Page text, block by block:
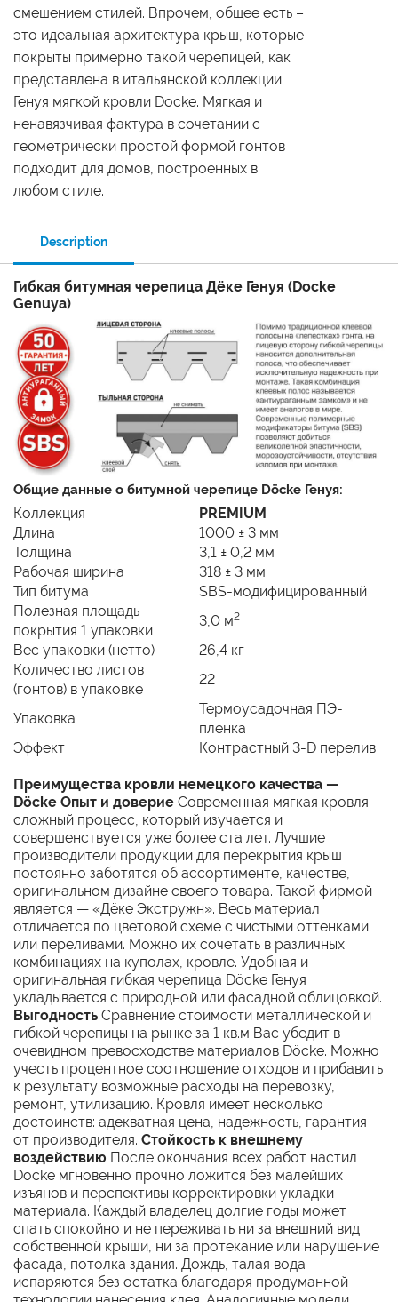
смешением стилей. Впрочем, общее есть –
это идеальная архитектура крыш, которые
покрыты примерно такой черепицей, как
представлена в итальянской коллекции
Генуя мягкой кровли Docke. Мягкая и
ненавязчивая фактура в сочетании с
геометрически простой формой гонтов
подходит для домов, построенных в
любом стиле.
Description
Гибкая битумная черепица Дёке Генуя (Docke
Genuya)
Общие данные о битумной черепице Döcke Генуя:
Коллекция
PREMIUM
Длина
1000 ± 3 мм
Толщина
3,1 ± 0,2 мм
Рабочая ширина
318 ± 3 мм
Тип битума
SBS-модифицированный
Полезная площадь
покрытия 1 упаковки
3,0 м2
Вес упаковки (нетто)
26,4 кг
Количество листов
(гонтов) в упаковке
22
Упаковка
Термоусадочная ПЭ-
пленка
Эффект
Контрастный 3-D перелив
Преимущества кровли немецкого качества —
Döcke Опыт и доверие Современная мягкая кровля —
сложный процесс, который изучается и
совершенствуется уже более ста лет. Лучшие
производители продукции для перекрытия крыш
постоянно заботятся об ассортименте, качестве,
оригинальном дизайне своего товара. Такой фирмой
является — «Дёке Экстружн». Весь материал
отличается по цветовой схеме с чистыми оттенками
или переливами. Можно их сочетать в различных
комбинациях на куполах, кровле. Удобная и
оригинальная гибкая черепица Döcke Генуя
укладывается с природной или фасадной облицовкой.
Выгодность Сравнение стоимости металлической и
гибкой черепицы на рынке за 1 кв.м Вас убедит в
очевидном превосходстве материалов Döcke. Можно
учесть процентное соотношение отходов и прибавить
к результату возможные расходы на перевозку,
ремонт, утилизацию. Кровля имеет несколько
достоинств: адекватная цена, надежность, гарантия
от производителя. Стойкость к внешнему
воздействию После окончания всех работ настил
Döcke мгновенно прочно ложится без малейших
изъянов и перспективы корректировки укладки
материала. Каждый владелец долгие годы может
спать спокойно и не переживать ни за внешний вид
собственной крыши, ни за протекание или нарушение
фасада, потолка здания. Дождь, талая вода
испаряются без остатка благодаря продуманной